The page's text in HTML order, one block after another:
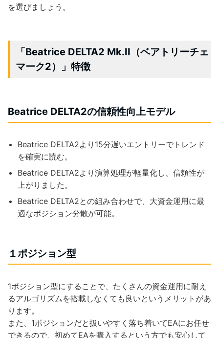
を選びましょう。
「Beatrice DELTA2 Mk.II（ベアトリーチェ
マーク2）」特徴
Beatrice DELTA2の信頼性向上モデル
Beatrice DELTA2より15分遅いエントリーでトレンド
を確実に読む。
Beatrice DELTA2より演算処理が軽量化し、信頼性が
上がりました。
Beatrice DELTA2との組み合わせで、大資金運用に最
適なポジション分散が可能。
１ポジション型
1ポジション型にすることで、たくさんの資金運用に耐え
るアルゴリズムを搭載しなくても良いというメリットがあ
ります。
また、1ポジションだと扱いやすく落ち着いてEAにお任せ
できるので、初めてEAを購入するという方でも安心して